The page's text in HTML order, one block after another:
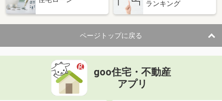
ランキング
ページトップに戻る
goo住宅・不動産
アプリ